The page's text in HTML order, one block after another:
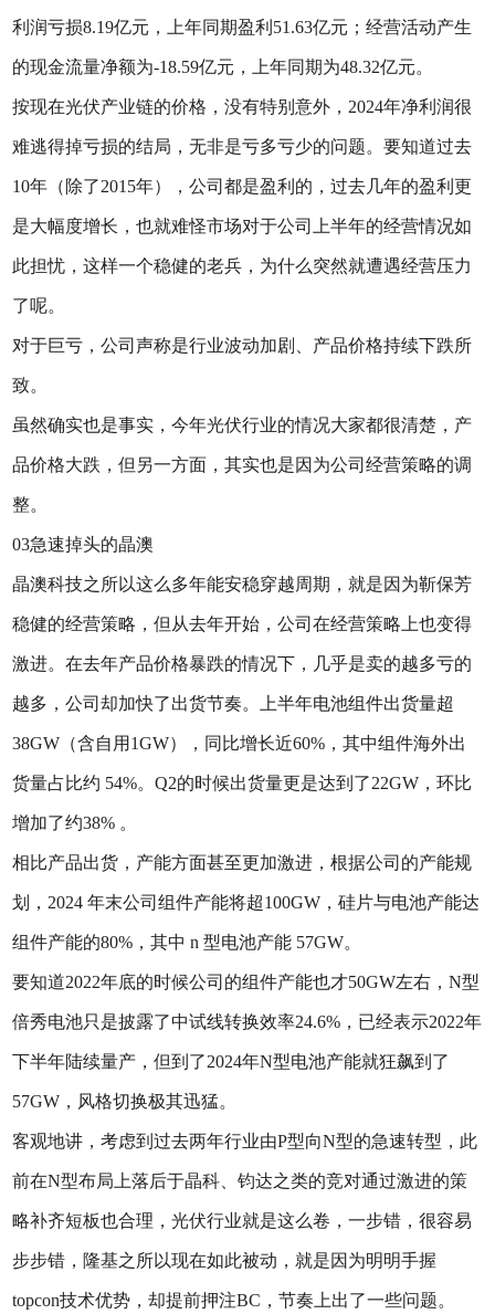
利润亏损8.19亿元，上年同期盈利51.63亿元；经营活动产生
的现金流量净额为-18.59亿元，上年同期为48.32亿元。
按现在光伏产业链的价格，没有特别意外，2024年净利润很
难逃得掉亏损的结局，无非是亏多亏少的问题。要知道过去
10年（除了2015年），公司都是盈利的，过去几年的盈利更
是大幅度增长，也就难怪市场对于公司上半年的经营情况如
此担忧，这样一个稳健的老兵，为什么突然就遭遇经营压力
了呢。
对于巨亏，公司声称是行业波动加剧、产品价格持续下跌所
致。
虽然确实也是事实，今年光伏行业的情况大家都很清楚，产
品价格大跌，但另一方面，其实也是因为公司经营策略的调
整。
03急速掉头的晶澳
晶澳科技之所以这么多年能安稳穿越周期，就是因为靳保芳
稳健的经营策略，但从去年开始，公司在经营策略上也变得
激进。在去年产品价格暴跌的情况下，几乎是卖的越多亏的
越多，公司却加快了出货节奏。上半年电池组件出货量超
38GW（含自用1GW），同比增长近60%，其中组件海外出
货量占比约 54%。Q2的时候出货量更是达到了22GW，环比
增加了约38% 。
相比产品出货，产能方面甚至更加激进，根据公司的产能规
划，2024 年末公司组件产能将超100GW，硅片与电池产能达
组件产能的80%，其中 n 型电池产能 57GW。
要知道2022年底的时候公司的组件产能也才50GW左右，N型
倍秀电池只是披露了中试线转换效率24.6%，已经表示2022年
下半年陆续量产，但到了2024年N型电池产能就狂飙到了
57GW，风格切换极其迅猛。
客观地讲，考虑到过去两年行业由P型向N型的急速转型，此
前在N型布局上落后于晶科、钧达之类的竞对通过激进的策
略补齐短板也合理，光伏行业就是这么卷，一步错，很容易
步步错，隆基之所以现在如此被动，就是因为明明手握
topcon技术优势，却提前押注BC，节奏上出了一些问题。